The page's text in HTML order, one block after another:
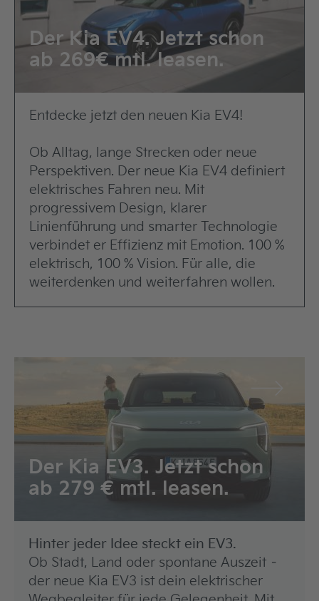
Der Kia EV4. Jetzt schon
ab 269€ mtl. leasen.
Entdecke jetzt den neuen Kia EV4!
Ob Alltag, lange Strecken oder neue
Perspektiven. Der neue Kia EV4 definiert
elektrisches Fahren neu. Mit
progressivem Design, klarer
Linienführung und smarter Technologie
verbindet er Effizienz mit Emotion. 100 %
elektrisch, 100 % Vision. Für alle, die
weiterdenken und weiterfahren wollen.
Der Kia EV3. Jetzt schon
ab 279 € mtl. leasen.
Hinter jeder Idee steckt ein EV3.
Ob Stadt, Land oder spontane Auszeit –
der neue Kia EV3 ist dein elektrischer